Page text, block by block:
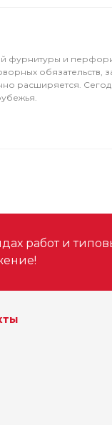
фурнитуры и
обязательств,
расширяется.
работ и